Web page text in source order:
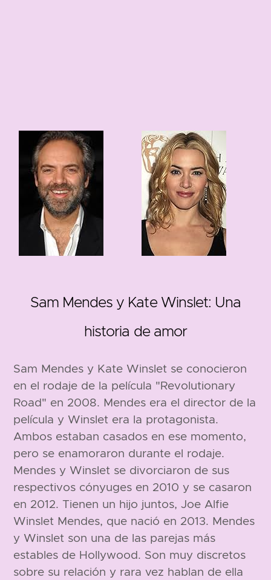
Sam Mendes y Kate Winslet: Una
historia de amor
Sam Mendes y Kate Winslet se conocieron
en el rodaje de la película "Revolutionary
Road" en 2008. Mendes era el director de la
película y Winslet era la protagonista.
Ambos estaban casados en ese momento,
pero se enamoraron durante el rodaje.
Mendes y Winslet se divorciaron de sus
respectivos cónyuges en 2010 y se casaron
en 2012. Tienen un hijo juntos, Joe Alfie
Winslet Mendes, que nació en 2013. Mendes
y Winslet son una de las parejas más
estables de Hollywood. Son muy discretos
sobre su relación y rara vez hablan de ella
51 edad
1965 1975
169 cm